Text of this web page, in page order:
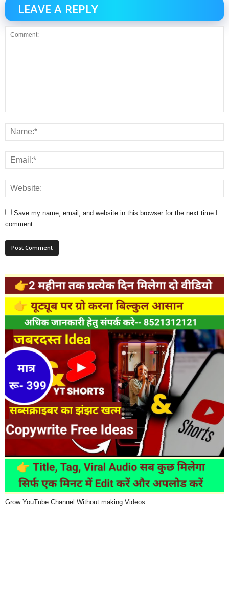
LEAVE A REPLY
Save my name, email, and website in this browser for the next time I
comment.
Grow YouTube Channel Without making Videos